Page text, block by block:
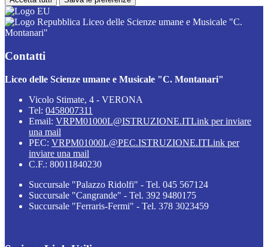
Liceo delle Scienze umane e Musicale "C.
Montanari"
Contatti
Liceo delle Scienze umane e Musicale "C. Montanari"
Vicolo Stimate, 4 - VERONA
Tel: 0458007311
Email: VRPM01000L@ISTRUZIONE.ITLink per inviare
una mail
PEC: VRPM01000L@PEC.ISTRUZIONE.ITLink per
inviare una mail
C.F.: 80011840230
Succursale "Palazzo Ridolfi" - Tel. 045 567124
Succursale "Cangrande" - Tel. 392 9480175
Succursale "Ferraris-Fermi" - Tel. 378 3023459